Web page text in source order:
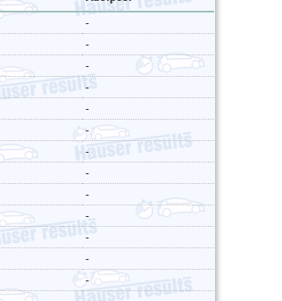
-
-
-
-
-
-
-
-
-
-
-
-
-